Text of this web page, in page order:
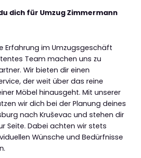
dich für Umzug Zimmermann
Erfahrung im Umzugsgeschäft
Team machen uns zu
Wir bieten dir einen
der weit über das reine
Möbel hinausgeht. Mit unserer
wir dich bei der Planung deines
nach Kruševac und stehen dir
Seite. Dabei achten wir stets
Wünsche und Bedürfnisse